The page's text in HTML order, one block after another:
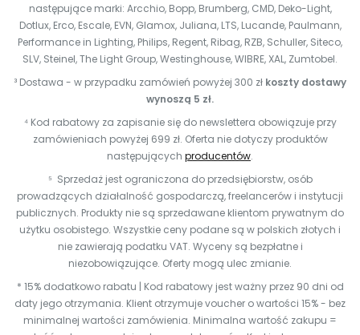
następujące marki: Arcchio, Bopp, Brumberg, CMD, Deko-Light,
Dotlux, Erco, Escale, EVN, Glamox, Juliana, LTS, Lucande, Paulmann,
Performance in Lighting, Philips, Regent, Ribag, RZB, Schuller, Siteco,
SLV, Steinel, The Light Group, Westinghouse, WIBRE, XAL, Zumtobel.
³ Dostawa - w przypadku zamówień powyżej 300 zł koszty dostawy
wynoszą 5 zł.
⁴ Kod rabatowy za zapisanie się do newslettera obowiązuje przy
zamówieniach powyżej 699 zł. Oferta nie dotyczy produktów
następujących producentów.
⁵ Sprzedaż jest ograniczona do przedsiębiorstw, osób
prowadzących działalność gospodarczą, freelancerów i instytucji
publicznych. Produkty nie są sprzedawane klientom prywatnym do
użytku osobistego. Wszystkie ceny podane są w polskich złotych i
nie zawierają podatku VAT. Wyceny są bezpłatne i
niezobowiązujące. Oferty mogą ulec zmianie.
* 15% dodatkowo rabatu | Kod rabatowy jest ważny przez 90 dni od
daty jego otrzymania. Klient otrzymuje voucher o wartości 15% - bez
minimalnej wartości zamówienia. Minimalna wartość zakupu =